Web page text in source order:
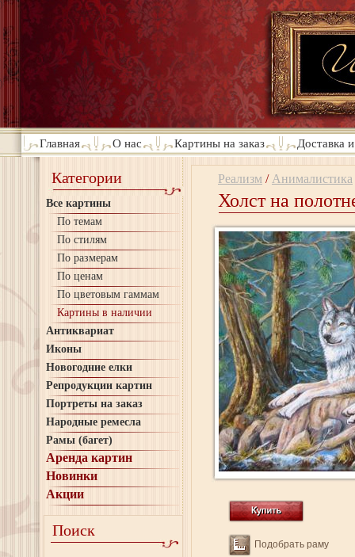
Главная О нас Картины на заказ Доставка
Категории
Все картины
По темам
По стилям
По размерам
По ценам
По цветовым гаммам
Картины в наличии
Антиквариат
Иконы
Новогодние елки
Репродукции картин
Портреты на заказ
Народные ремесла
Рамы (багет)
Аренда картин
Новинки
Акции
Поиск
Реализм / Анималистика
Холст на
Подобрать раму